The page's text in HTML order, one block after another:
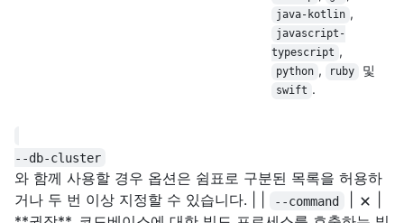
java-kotlin ,
javascript-
typescript ,
python , ruby 및
swift .
--db-cluster
와 함께 사용할 경우 옵션은 쉼표로 구분된 목록을 허용하
거나 두 번 이상 지정할 수 있습니다. | |
--command